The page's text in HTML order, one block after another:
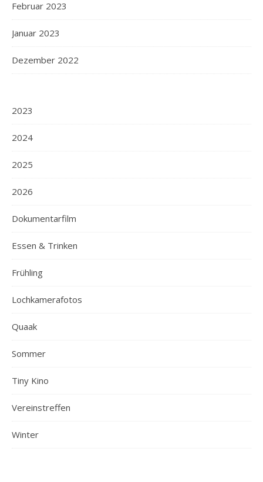
Februar 2023
Januar 2023
Dezember 2022
2023
2024
2025
2026
Dokumentarfilm
Essen & Trinken
Frühling
Lochkamerafotos
Quaak
Sommer
Tiny Kino
Vereinstreffen
Winter